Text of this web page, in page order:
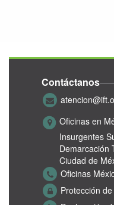
Contáctanos
Oficinas en
Insurgentes
Demarcación
Ciudad de
Oficinas
Protección